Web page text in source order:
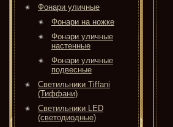
Фонари уличные
Фонари на ножке
Фонари уличные
настенные
Фонари уличные
подвесные
Светильники Tiffani
(Тиффани)
Светильники LED
(светодиодные)